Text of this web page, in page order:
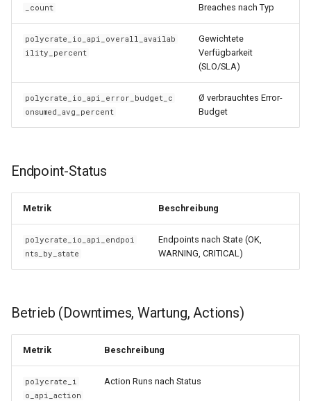
0.29.17
0.29.16
0.29.14
0.29.11
0.29.10
0.29.8
0.29.6
0.12.1
0.12.0
0.11.30
0.11.27
0.11.26
0.11.24
0.11.22
_count
Breaches nach Typ
polycrate_io_api_overall_availab
ility_percent
Gewichtete
Verfügbarkeit
(SLO/SLA)
polycrate_io_api_error_budget_c
onsumed_avg_percent
Ø verbrauchtes Error-
Budget
Endpoint-Status
Metrik Beschreibung
polycrate_io_api_endpoi
nts_by_state
Endpoints nach State (OK,
WARNING, CRITICAL)
Betrieb (Downtimes, Wartung, Actions)
Metrik Beschreibung
polycrate_i
o_api_action
Action Runs nach Status